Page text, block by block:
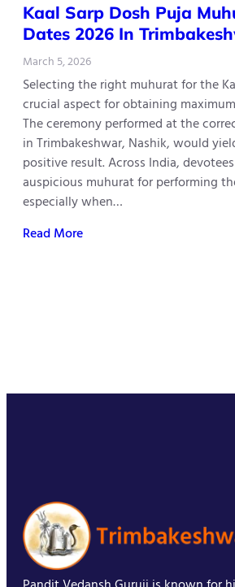
Kaal​‍​‌‍​‍‌​‍​‌‍​‍‌ Sarp Dosh Puja
Dates 2026 In
March 5, 2026
Selecting the right muhurat for the
crucial aspect for obtaining
The ceremony performed at the
in Trimbakeshwar, Nashik, would
positive result. Across India,
auspicious muhurat for performing
especially when…
Read More